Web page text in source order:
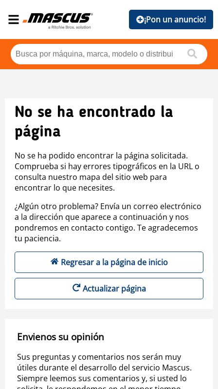
¡Pon un anuncio!
No se ha encontrado la
página
No se ha podido encontrar la página solicitada.
Comprueba si hay errores tipográficos en la URL o
consulta nuestro mapa del sitio web para
encontrar lo que necesites.
¿Algún otro problema? Envía un correo electrónico
a la dirección que aparece a continuación y nos
pondremos en contacto contigo. Te agradecemos
tu paciencia.
Regresar a la página de inicio
Actualizar página
Envienos su opinión
Sus preguntas y comentarios nos serán muy
útiles durante el desarrollo del servicio Mascus.
Siempre leemos sus comentarios y, si usted lo